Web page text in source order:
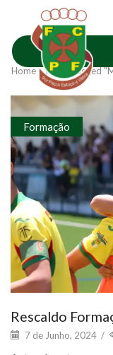
Home Posts Tagged
Formação
Rescaldo
7 de Junho, 2024 /